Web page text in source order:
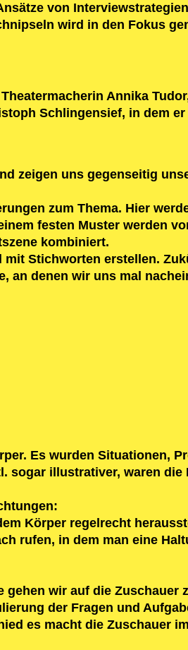
von
wird in den Fokus
Annika
Schlingensief, in dem
zeigen uns gegenseitig
zum Thema. Hier
festen Muster werden
kombiniert.
Stichworten erstellen.
denen wir uns mal
Es wurden Situationen,
illustrativer, waren
Körper regelrecht
rufen, in dem man eine
wir auf die Zuschauer
der Fragen und
es macht die Zuschauer